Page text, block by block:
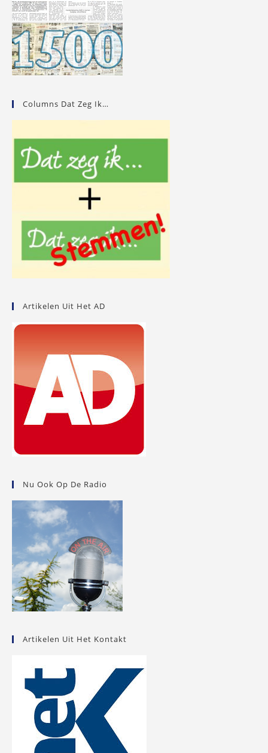
Columns Dat Zeg Ik…
Artikelen Uit Het AD
Nu Ook Op De Radio
Artikelen Uit Het Kontakt